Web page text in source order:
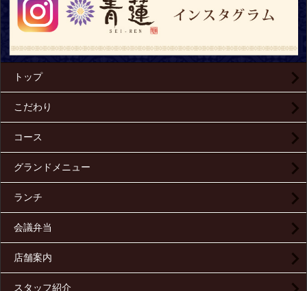
トップ
こだわり
コース
グランドメニュー
ランチ
会議弁当
店舗案内
スタッフ紹介